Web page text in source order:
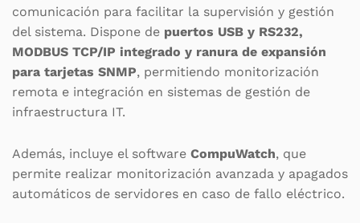
comunicación para facilitar la supervisión y gestión
del sistema. Dispone de puertos USB y RS232,
MODBUS TCP/IP integrado y ranura de expansión
para tarjetas SNMP, permitiendo monitorización
remota e integración en sistemas de gestión de
infraestructura IT.
Además, incluye el software CompuWatch, que
permite realizar monitorización avanzada y apagados
automáticos de servidores en caso de fallo eléctrico.